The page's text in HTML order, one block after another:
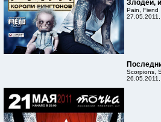
Злодей,
Pain, Fiend
27.05.2011,
Scorpions,